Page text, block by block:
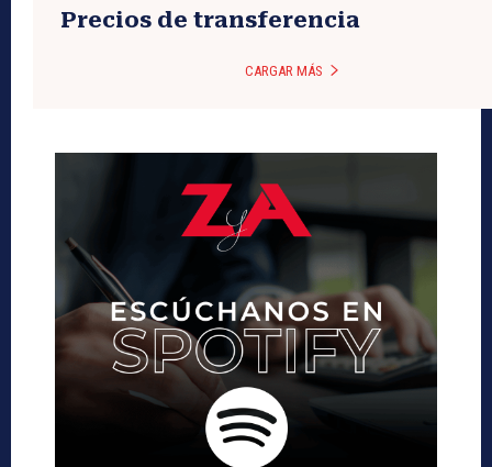
Precios de transferencia
CARGAR MÁS